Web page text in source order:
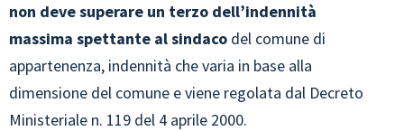
non deve superare un terzo dell’indennità
massima spettante al sindaco del comune di
appartenenza, indennità che varia in base alla
dimensione del comune e viene regolata dal Decreto
Ministeriale n. 119 del 4 aprile 2000.